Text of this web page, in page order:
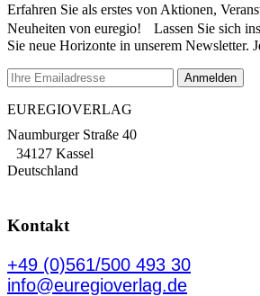
Erfahren Sie als erstes von Aktionen,
Neuheiten von euregio! Lassen Sie sich
Sie neue Horizonte in unserem Newsletter.
EUREGIOVERLAG
Naumburger Straße 40
34127 Kassel
Deutschland
Kontakt
+49 (0)561/500 493 30
info@euregioverlag.de